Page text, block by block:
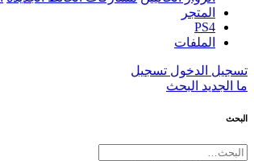
المتجر
PS4
الملفات
تسجيل الدخول تسجيل
ما الجديد البحث
البحث